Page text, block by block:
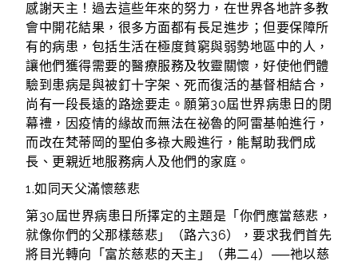
感謝天主！過去這些年來的努力，在世界各地許多教
會中開花結果，很多方面都有長足進步；但要保障所
有的病患，包括生活在極度貧窮與弱勢地區中的人，
讓他們獲得需要的醫療服務及牧靈關懷，好使他們體
驗到患病是與被釘十字架、死而復活的基督相結合，
尚有一段長遠的路途要走。願第30屆世界病患日的閉
幕禮，因疫情的緣故而無法在祕魯的阿雷基帕進行，
而改在梵蒂岡的聖伯多祿大殿進行，能幫助我們成
長、更親近地服務病人及他們的家庭。
1.如同天父滿懷慈悲
第30屆世界病患日所擇定的主題是「你們應當慈悲，
就像你們的父那樣慈悲」（路六36），要求我們首先
將目光轉向「富於慈悲的天主」（弗二4）──祂以慈